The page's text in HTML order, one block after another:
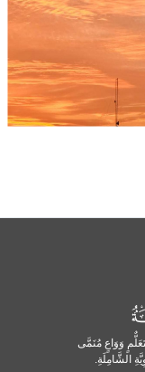
وَوَاعٍ مُنَمَّى
الشَّامِلَةِ.